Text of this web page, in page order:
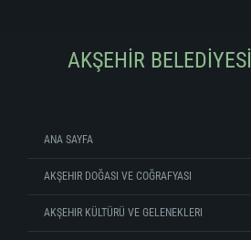
AKŞEHİR BELEDİYESİ
ANA SAYFA
AKŞEHIR DOĞASI VE COĞRAFYASI
AKŞEHIR KÜLTÜRÜ VE GELENEKLERI